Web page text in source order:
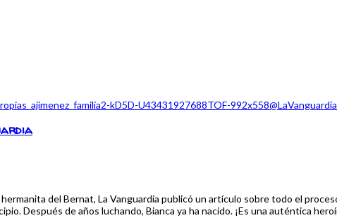
del Bernat, La Vanguardia publicó un artículo sobre todo el
Después de años luchando, Bianca ya ha nacido. ¡Es una auténtica